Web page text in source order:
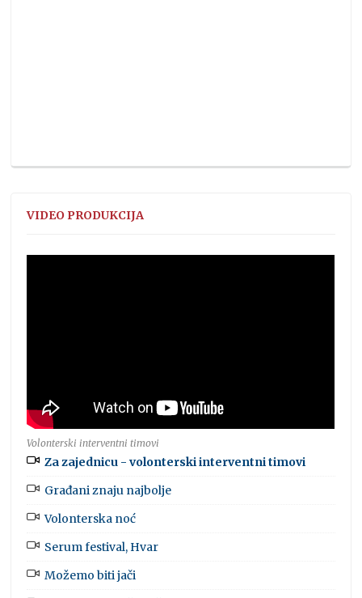
VIDEO PRODUKCIJA
Volonterski interventni timovi
Za zajednicu - volonterski interventni timovi
Građani znaju najbolje
Volonterska noć
Serum festival, Hvar
Možemo biti jači